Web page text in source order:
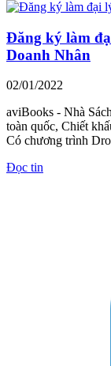
Đăng ký làm
Doanh Nhân
02/01/2022
aviBooks - Nhà
toàn quốc, Chiết
Có chương trình
Đọc tin